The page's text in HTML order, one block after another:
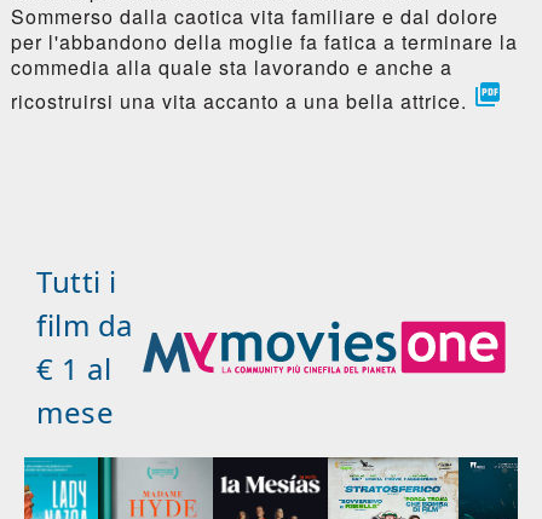
Sommerso dalla caotica vita familiare e dal dolore
per l'abbandono della moglie fa fatica a terminare la
commedia alla quale sta lavorando e anche a
ricostruirsi una vita accanto a una bella attrice. 
Tutti i
film da
€ 1 al
mese